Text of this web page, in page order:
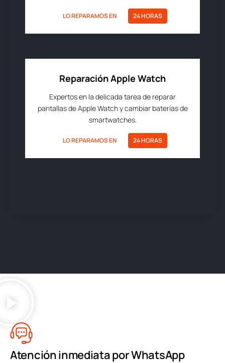
LO REPARAMOS EN 24 HORAS
Reparación Apple Watch
Expertos en la delicada tarea de reparar
pantallas de Apple Watch y cambiar baterías de
smartwatches.
LO REPARAMOS EN 24 HORAS
Atención inmediata por WhatsApp